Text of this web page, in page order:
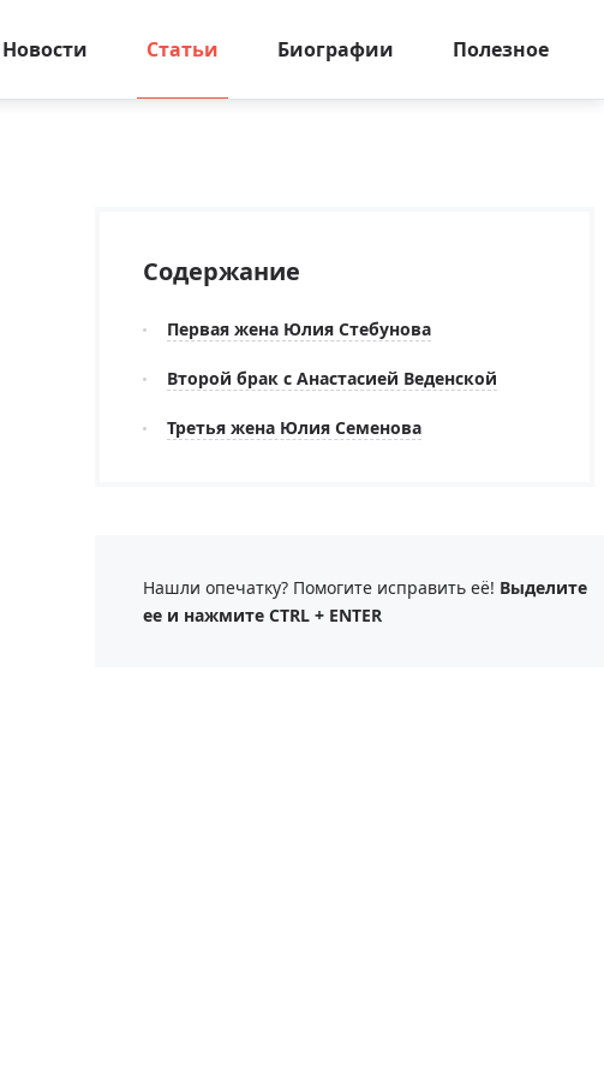
Новости Статьи Биографии Полезное
Содержание
Первая жена Юлия Стебунова
Второй брак с Анастасией Веденской
Третья жена Юлия Семенова
Нашли опечатку? Помогите исправить её! Выделите
ее и нажмите CTRL + ENTER